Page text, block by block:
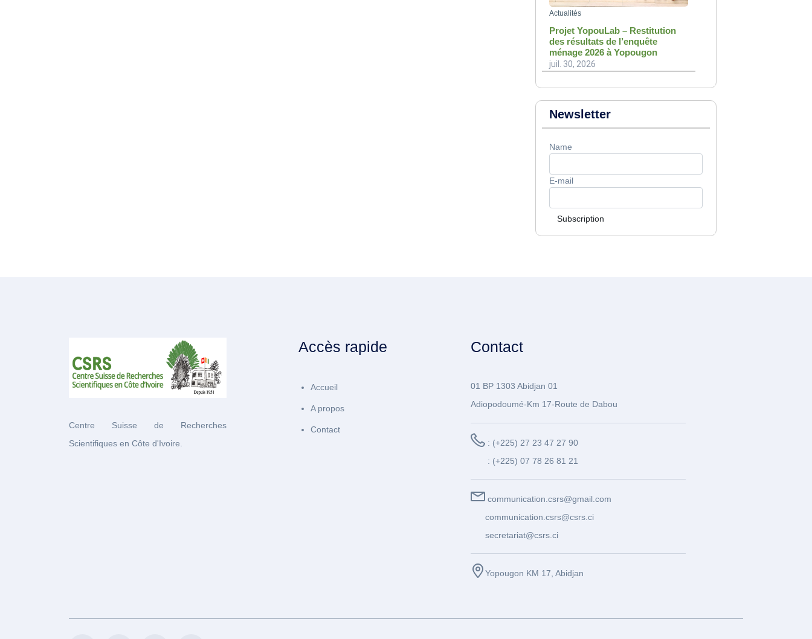
Actualités
Projet YopouLab – Restitution
des résultats de l’enquête
ménage 2026 à Yopougon
juil. 30, 2026
Newsletter
Name
E-mail
Subscription
Centre Suisse de Recherches
Scientifiques en Côte d'Ivoire.
Accès rapide
Accueil
A propos
Contact
Contact
01 BP 1303 Abidjan 01
Adiopodoumé-Km 17-Route de Dabou
: (+225) 27 23 47 27 90
: (+225) 07 78 26 81 21
communication.csrs@gmail.com
communication.csrs@csrs.ci
secretariat@csrs.ci
Yopougon KM 17, Abidjan